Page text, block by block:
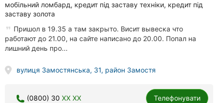
мобільний ломбард, кредит під заставу техніки, кредит під
заставу золота
Пришол в 19.35 а там закрыто. Висит вывеска что
работают до 21.00, на сайте написано до 20.00. Попал на
лишний день про...
вулиця Замостянська, 31, район Замостя
(0800) 30 XX XX Телефонувати